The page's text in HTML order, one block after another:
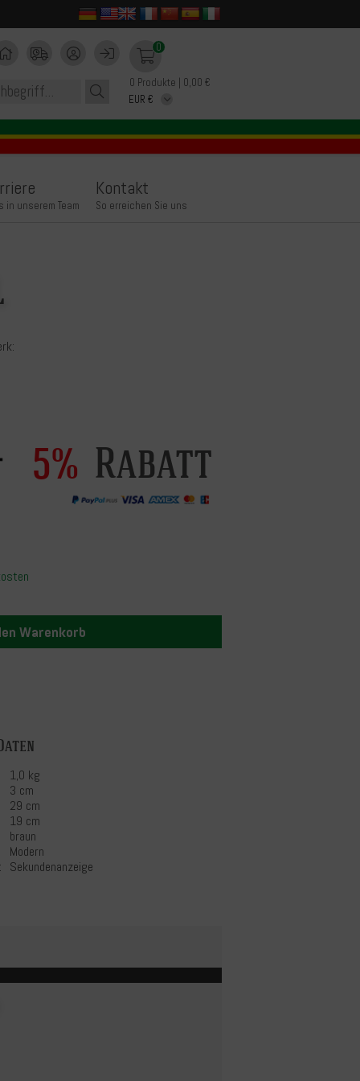
0
0 Produkte | 0,00 €
in unserem Team
Kontakt
So erreichen Sie uns
5% Rabatt
Warenkorb
1,0 kg
3 cm
29 cm
19 cm
braun
Modern
Sekundenanzeige